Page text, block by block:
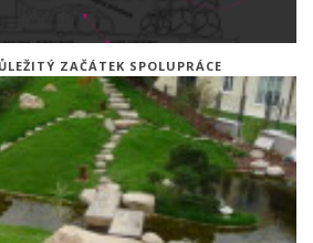
ZAČÁTEK SPOLUPRÁCE